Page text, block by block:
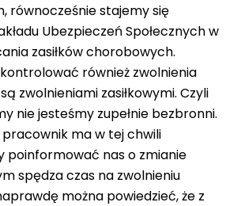
równocześnie stajemy się
Ubezpieczeń Społecznych w
zasiłków chorobowych.
również zwolnienia
zwolnieniami zasiłkowymi. Czyli
nie jesteśmy zupełnie bezbronni.
pracownik ma w tej chwili
poinformować nas o zmianie
spędza czas na zwolnieniu
można powiedzieć, że z